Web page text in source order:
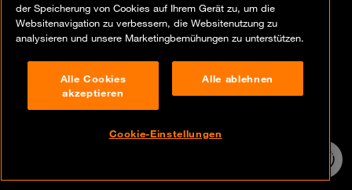
Vulnerability policy
Compliance
der Speicherung von Cookies auf Ihrem Gerät zu, um die
Websitenavigation zu verbessern, die Websitenutzung zu
analysieren und unsere Marketingbemühungen zu unterstützen.
Alle Cookies
akzeptieren
Alle ablehnen
Cookie-Einstellungen